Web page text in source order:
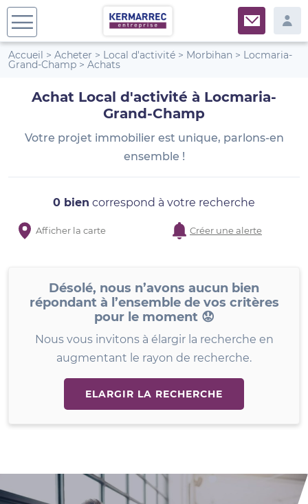
Accueil > Acheter > Local d'activité > Morbihan > Locmaria-
Grand-Champ > Achats
Achat Local d'activité à Locmaria-
Grand-Champ
Votre projet immobilier est unique, parlons-en
ensemble !
0 bien correspond à votre recherche
Afficher la carte Créer une alerte
Désolé, nous n’avons aucun bien
répondant à l’ensemble de vos critères
pour le moment 😟
Nous vous invitons à élargir la recherche en
augmentant le rayon de recherche.
ELARGIR LA RECHERCHE